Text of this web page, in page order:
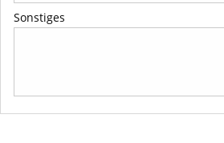
Sonstiges